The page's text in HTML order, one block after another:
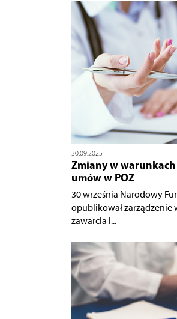
30.09.2025
Zmiany w
umów w POZ
30 września Narodowy
opublikował zarządzenie
zawarcia i...